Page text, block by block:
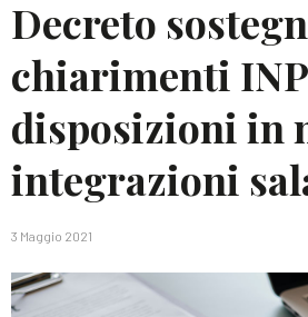
Decreto
chiarimenti
disposizioni in
integrazioni
3 Maggio 2021